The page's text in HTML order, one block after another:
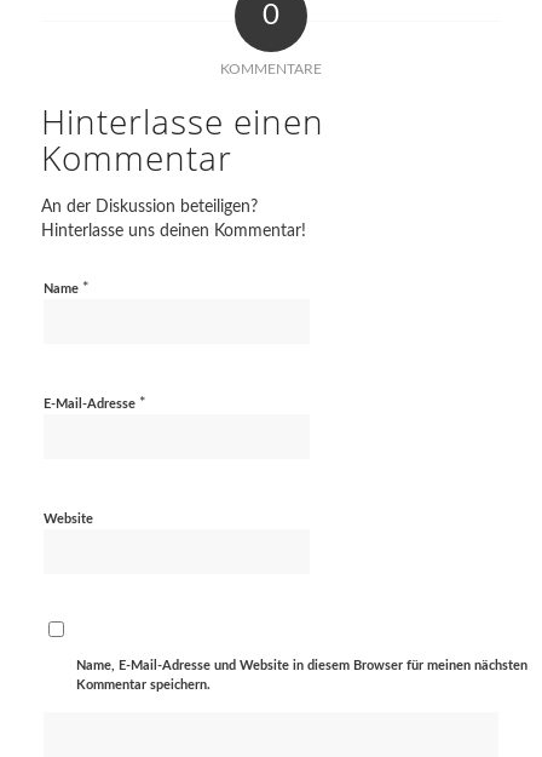
0
KOMMENTARE
Hinterlasse einen
Kommentar
An der Diskussion beteiligen?
Hinterlasse uns deinen Kommentar!
Name *
E-Mail-Adresse *
Website
Name, E-Mail-Adresse und Website in diesem Browser für meinen nächsten
Kommentar speichern.